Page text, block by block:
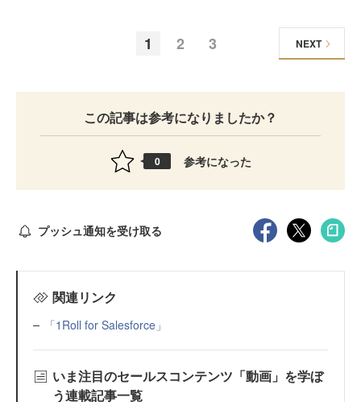
1 2 3 NEXT
この記事は参考になりましたか？
0 参考になった
プッシュ通知を受け取る
関連リンク
「1Roll for Salesforce」
いま注目のセールスコンテンツ「動画」を学ぼ
う連載記事一覧